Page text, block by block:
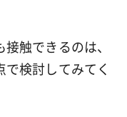
触できるのは、
検討してみてく